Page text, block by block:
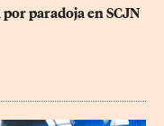
paradoja en SCJN